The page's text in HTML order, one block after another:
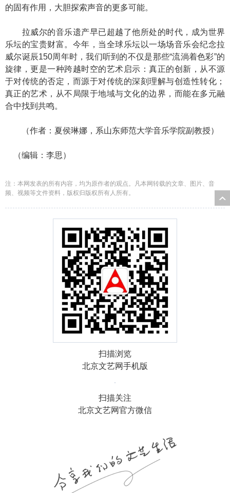
的固有作用，大胆探索声音的更多可能。
拉威尔的音乐遗产早已超越了他所处的时代，成为世界
乐坛的宝贵财富。今年，当全球乐坛以一场场音乐会纪念拉
威尔诞辰150周年时，我们听到的不仅是那些“流淌着色彩”的
旋律，更是一种跨越时空的艺术启示：真正的创新，从不源
于对传统的否定，而源于对传统的深刻理解与创造性转化；
真正的艺术，从不局限于地域与文化的边界，而能在多元融
合中找到共鸣。
（作者：夏侯琳娜，系山东师范大学音乐学院副教授）
（编辑：李思）
注：本网发表的所有内容，均为原作者的观点。凡本网转载的文章、图片、音
频、视频等文件资料，版权归版权所有人所有。
扫描浏览
北京文艺网手机版
扫描关注
北京文艺网官方微信